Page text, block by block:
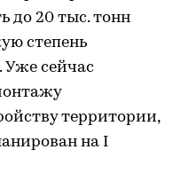
до 20 тыс. тонн
степень
Уже сейчас
территории,
на I